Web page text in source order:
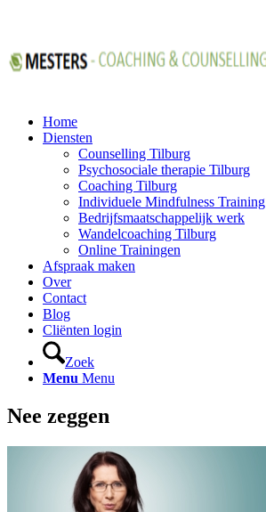
Home
Diensten
Counselling Tilburg
Psychosociale therapie Tilburg
Coaching Tilburg
Individuele Mindfulness Training
Bedrijfsmaatschappelijk werk
Wandelcoaching Tilburg
Online Trainingen
Afspraak maken
Over
Contact
Blog
Cliënten login
Zoek
Menu Menu
Nee zeggen